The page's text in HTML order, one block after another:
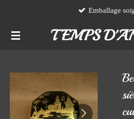
contenu
TEMPS
Emballage